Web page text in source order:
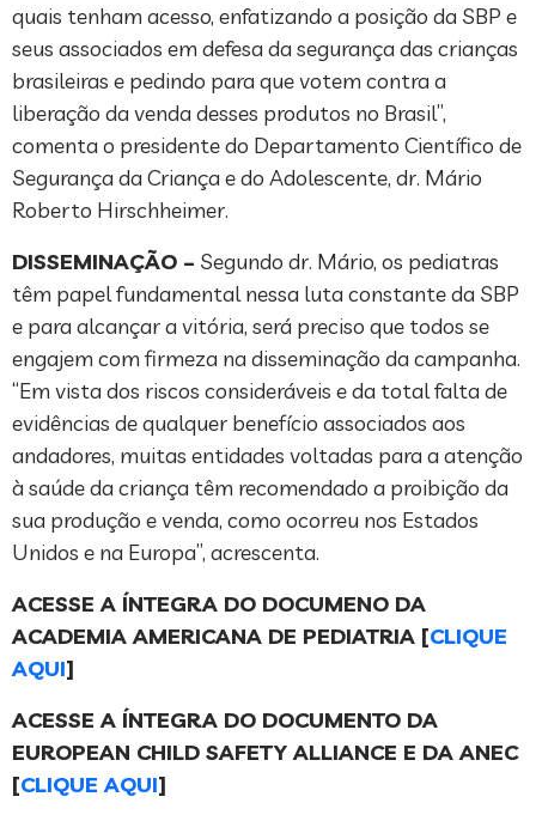
quais tenham acesso, enfatizando a posição da SBP e
seus associados em defesa da segurança das crianças
brasileiras e pedindo para que votem contra a
liberação da venda desses produtos no Brasil”,
comenta o presidente do Departamento Científico de
Segurança da Criança e do Adolescente, dr. Mário
Roberto Hirschheimer.
DISSEMINAÇÃO – Segundo dr. Mário, os pediatras
têm papel fundamental nessa luta constante da SBP
e para alcançar a vitória, será preciso que todos se
engajem com firmeza na disseminação da campanha.
“Em vista dos riscos consideráveis e da total falta de
evidências de qualquer benefício associados aos
andadores, muitas entidades voltadas para a atenção
à saúde da criança têm recomendado a proibição da
sua produção e venda, como ocorreu nos Estados
Unidos e na Europa”, acrescenta.
ACESSE A ÍNTEGRA DO DOCUMENO DA
ACADEMIA AMERICANA DE PEDIATRIA [CLIQUE
AQUI]
ACESSE A ÍNTEGRA DO DOCUMENTO DA
EUROPEAN CHILD SAFETY ALLIANCE E DA ANEC
[CLIQUE AQUI]